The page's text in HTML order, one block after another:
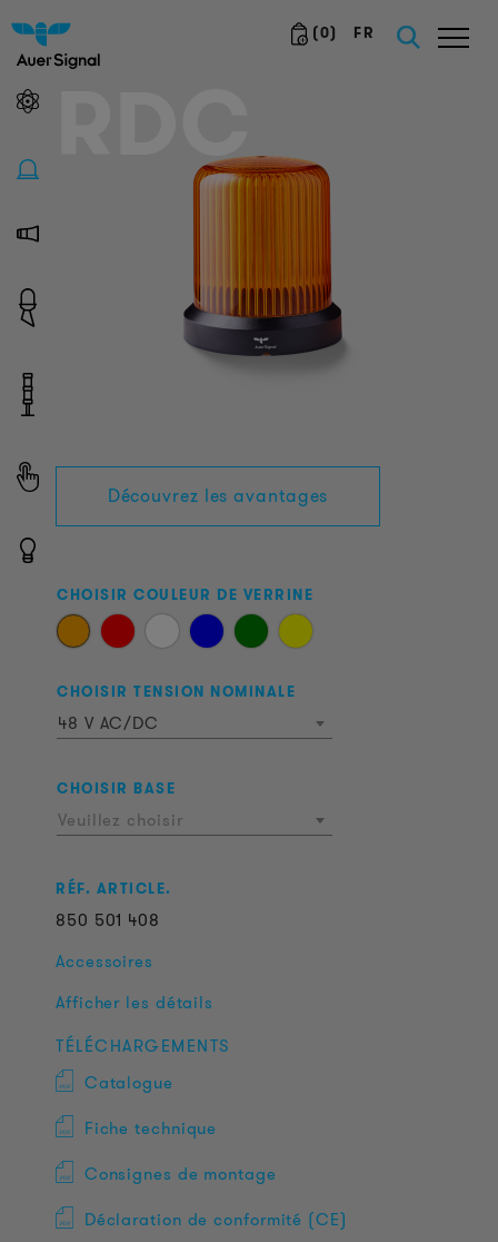
(0) FR
RDC
Découvrez les avantages
CHOISIR COULEUR DE VERRINE
CHOISIR TENSION NOMINALE
48 V AC/DC
CHOISIR BASE
Veuillez choisir
RÉF. ARTICLE.
850 501 408
Accessoires
Afficher les détails
TÉLÉCHARGEMENTS
Catalogue
Fiche technique
Consignes de montage
Déclaration de conformité (CE)